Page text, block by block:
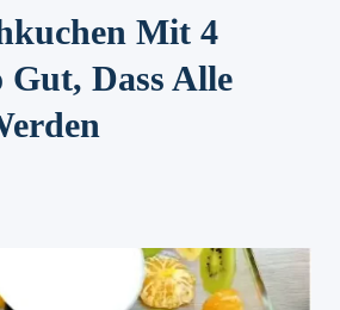
Mit 4
Gut, Dass Alle